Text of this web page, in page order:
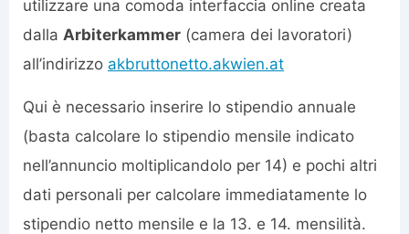
utilizzare una comoda interfaccia online creata
dalla Arbiterkammer (camera dei lavoratori)
all’indirizzo akbruttonetto.akwien.at
Qui è necessario inserire lo stipendio annuale
(basta calcolare lo stipendio mensile indicato
nell’annuncio moltiplicandolo per 14) e pochi altri
dati personali per calcolare immediatamente lo
stipendio netto mensile e la 13. e 14. mensilità.